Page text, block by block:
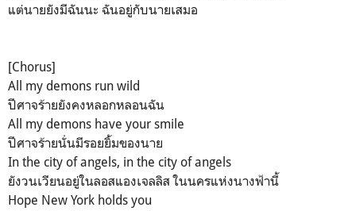
แต่นายยังมีฉันนะ ฉันอยู่กับนายเสมอ
[Chorus]
All my demons run wild
ปีศาจร้ายยังคงหลอกหลอนฉัน
All my demons have your smile
ปีศาจร้ายนั่นมีรอยยิ้มของนาย
In the city of angels, in the city of angels
ยังวนเวียนอยู่ในลอสแองเจลลิส ในนครแห่งนางฟ้านี้
Hope New York holds you